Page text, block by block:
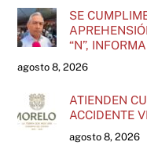
SE
“N”,
agosto 8, 2026
ATIENDEN
ACCIDENTE
agosto 8, 2026